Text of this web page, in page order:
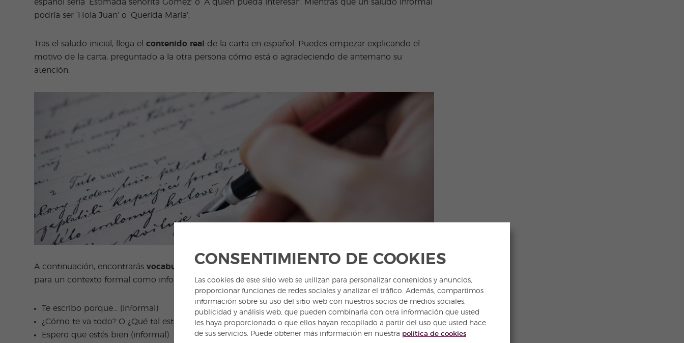
español sería ‘Estimada señorita Gómez’ o ‘A quien pueda interesar’. Mientras que un saludo informal
podría ser ‘Hola Juan’ o ‘Querida María’.
Tras el saludo inicial, llega elcontenido real
de la carta en español. Puedes empezar explicando el
motivo de la carta, preguntado a la otra persona cómo está o agradeciendo de antemano su
atención.
A continuación, encontrarásvocabulario útilpara empezar elcuerpo de tu carta en español, tanto
para un contexto formal como informal:
Te escribo porque… (informal)
¿Cómo te va todo? O ¿Qué tal estás? (informal)
Espero que estés bien (informal)
CONSENTIMIENTO DE COOKIES
Las cookies de este sitio web se utilizan para personalizar contenidos y anuncios,
proporcionar funciones de redes sociales y analizar el tráfico. Además, compartimos
información sobre su uso del sitio web con nuestros socios de medios sociales,
publicidad y análisis web, que pueden combinarla con otra información que usted
les haya proporcionado o que ellos hayan recopilado a partir del uso que usted hace
de sus servicios. Puede obtener más información en nuestra política de cookies